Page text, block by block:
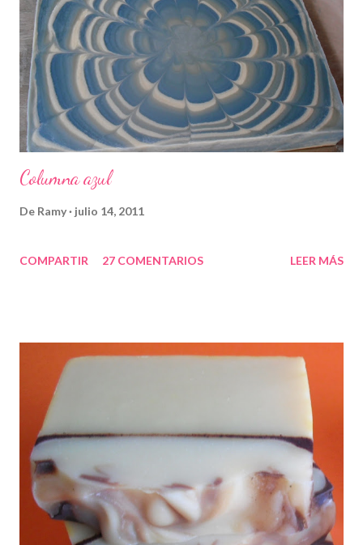
Columna azul
De Ramy julio 14, 2011
COMPARTIR 27 COMENTARIOS LEER MÁS